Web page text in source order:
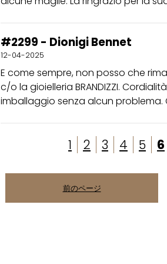
#2299 - Dionigi Bennet
12-04-2025
E come sempre, non posso che
c/o la gioielleria BRANDIZZI.
imballaggio senza alcun problema.
1 2 3 4 5 6
前のページ